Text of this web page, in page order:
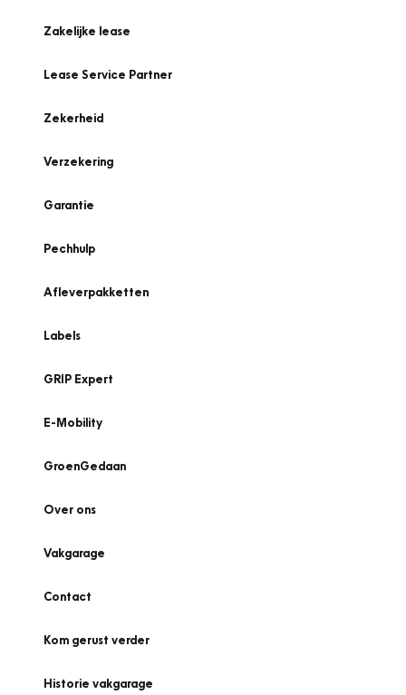
Zakelijke lease
Lease Service Partner
Zekerheid
Verzekering
Garantie
Pechhulp
Afleverpakketten
Labels
GRIP Expert
E-Mobility
GroenGedaan
Over ons
Vakgarage
Contact
Kom gerust verder
Historie vakgarage